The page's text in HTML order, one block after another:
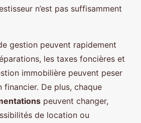
n’est pas suffisamment
gestion peuvent rapidement
les taxes foncières et
immobilière peuvent peser
financier. De plus, chaque
peuvent changer,
de location ou